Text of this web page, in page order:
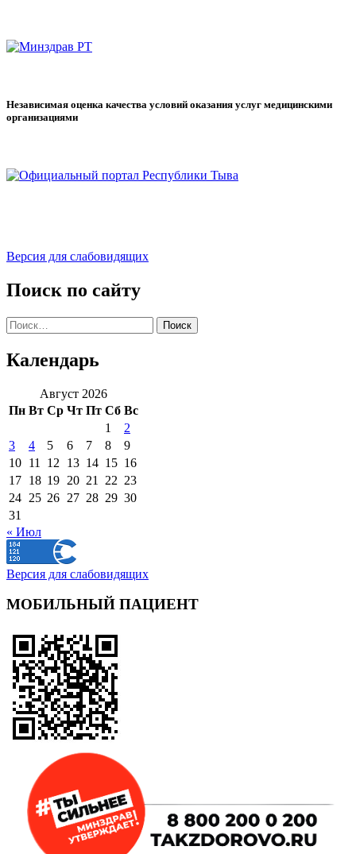
Независимая оценка качества условий оказания услуг медицинскими
организациями
Версия для слабовидящих
Поиск по сайту
Найти:
Календарь
Август 2026
Пн Вт Ср Чт Пт Сб Вс
1
2
3
4 5 6 7 8
9
10 11 12 13 14 15 16
17 18 19 20 21 22 23
24 25 26 27 28 29 30
31
« Июл
Версия для слабовидящих
МОБИЛЬНЫЙ ПАЦИЕНТ